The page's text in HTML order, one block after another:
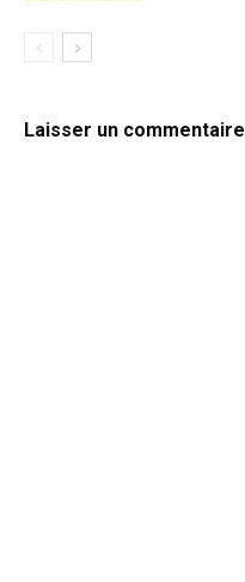
Laisser un commentaire